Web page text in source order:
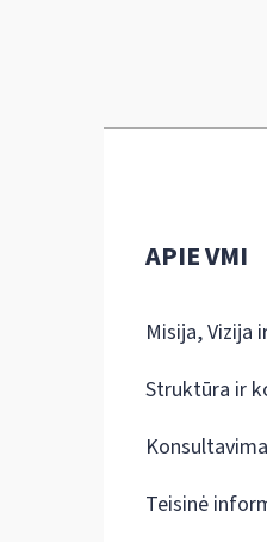
APIE VMI
Misija, Vizija
Struktūra ir
Teisinė